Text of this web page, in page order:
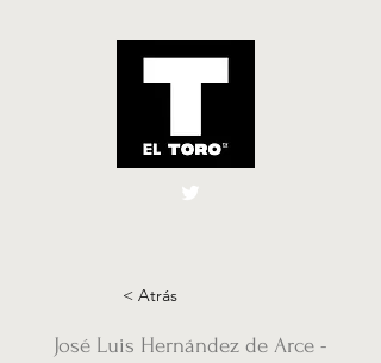
El Toro España
< Atrás
José Luis Hernández de Arce -